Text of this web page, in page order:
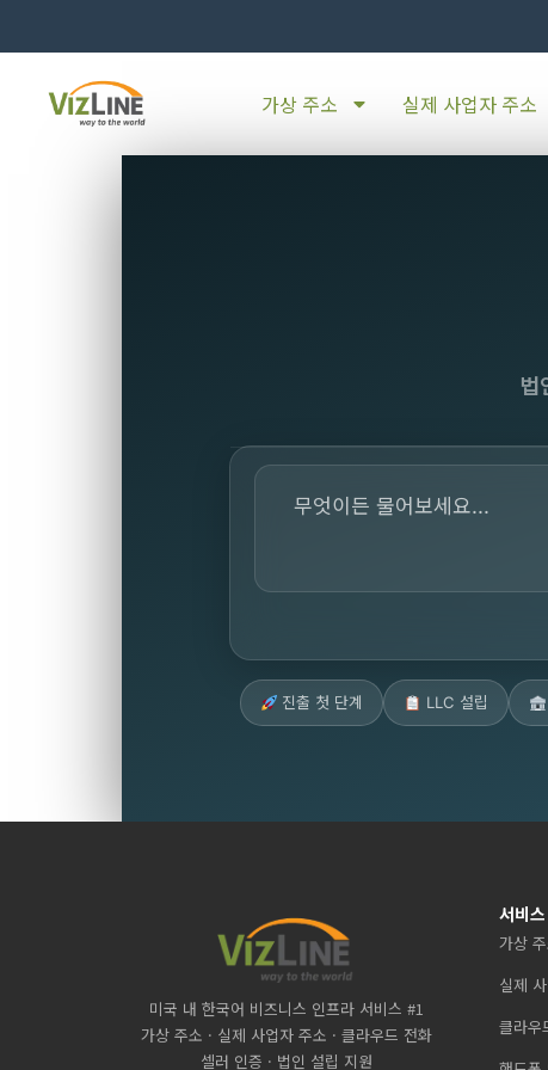
가상 주소 실제 사업자 주소
법
진출 첫 단계 LLC 설립
미국 내 한국어 비즈니스 인프라 서비스 #1
가상 주소 · 실제 사업자 주소 · 클라우드 전화
셀러 인증 · 법인 설립 지원
서비스
가상
실제
클라우